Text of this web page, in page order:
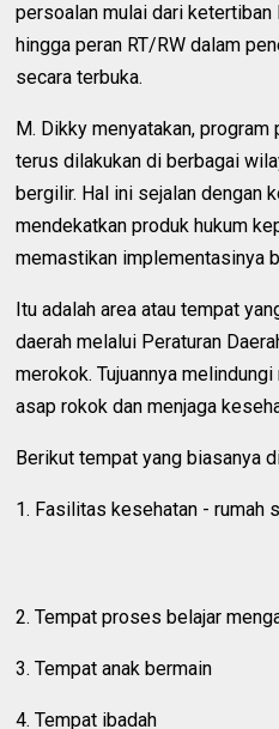
persoalan mulai dari ketertiban
hingga peran RT/RW dalam
secara terbuka.
M. Dikky menyatakan,
terus dilakukan di berbagai
bergilir. Hal ini sejalan dengan
mendekatkan produk hukum
memastikan implementasinya
Itu adalah area atau tempat
daerah melalui Peraturan
merokok. Tujuannya
asap rokok dan menjaga
Berikut tempat yang biasanya
1. Fasilitas kesehatan - rumah
2. Tempat proses belajar
3. Tempat anak bermain
4. Tempat ibadah